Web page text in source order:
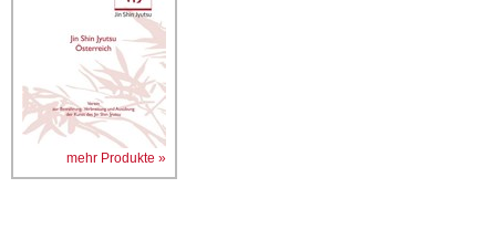
mehr Produkte »